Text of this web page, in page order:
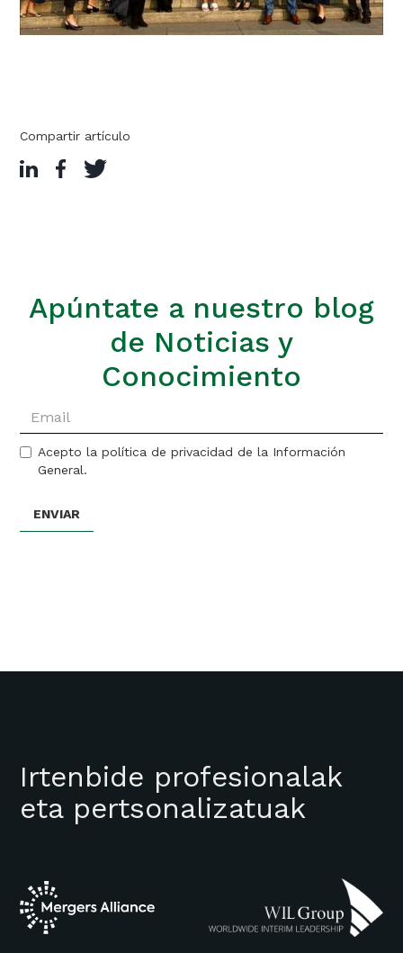
Compartir artículo
Apúntate a nuestro blog
de Noticias y
Conocimiento
Acepto la política de privacidad de la Información
General.
Irtenbide profesionalak
eta pertsonalizatuak